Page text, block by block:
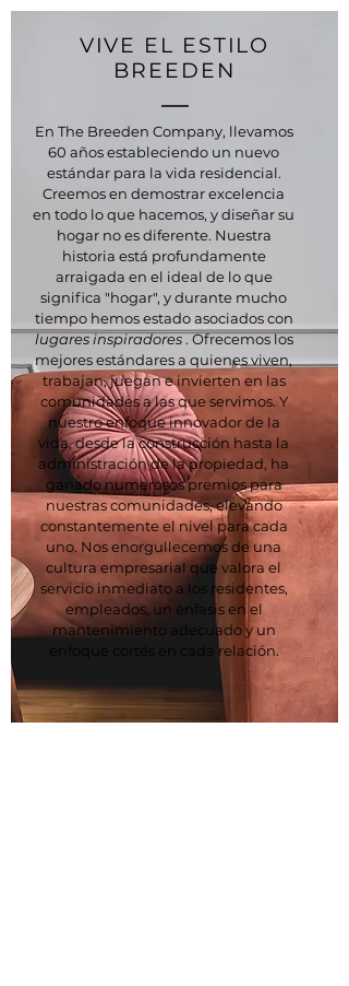
VIVE EL ESTILO
BREEDEN
En The Breeden Company, llevamos
60 años estableciendo un nuevo
estándar para la vida residencial.
Creemos en demostrar excelencia
en todo lo que hacemos, y diseñar su
hogar no es diferente. Nuestra
historia está profundamente
arraigada en el ideal de lo que
significa "hogar", y durante mucho
tiempo hemos estado asociados con
lugares inspiradores. Ofrecemos los
mejores estándares a quienes viven,
trabajan, juegan e invierten en las
comunidades a las que servimos. Y
nuestro enfoque innovador de la
vida, desde la construcción hasta la
administración de la propiedad, ha
ganado numerosos premios para
nuestras comunidades, elevando
constantemente el nivel para cada
uno. Nos enorgullecemos de una
cultura empresarial que valora el
servicio inmediato a los residentes,
empleados, un énfasis en el
mantenimiento adecuado y un
enfoque cortés en cada relación.